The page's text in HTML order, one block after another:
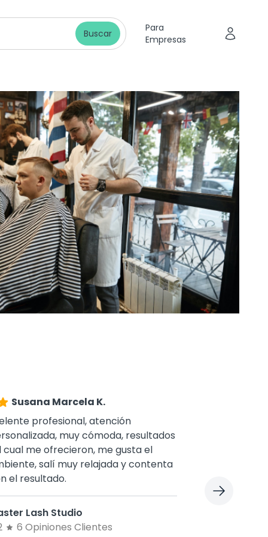
Buscar
Para
Empresas
Susana Marcela K.
profesional, atención
muy cómoda, resultados
cual me ofrecieron, me gusta el
salí muy relajada y contenta
el resultado.
Lash Studio
6 Opiniones Clientes
Trabajan